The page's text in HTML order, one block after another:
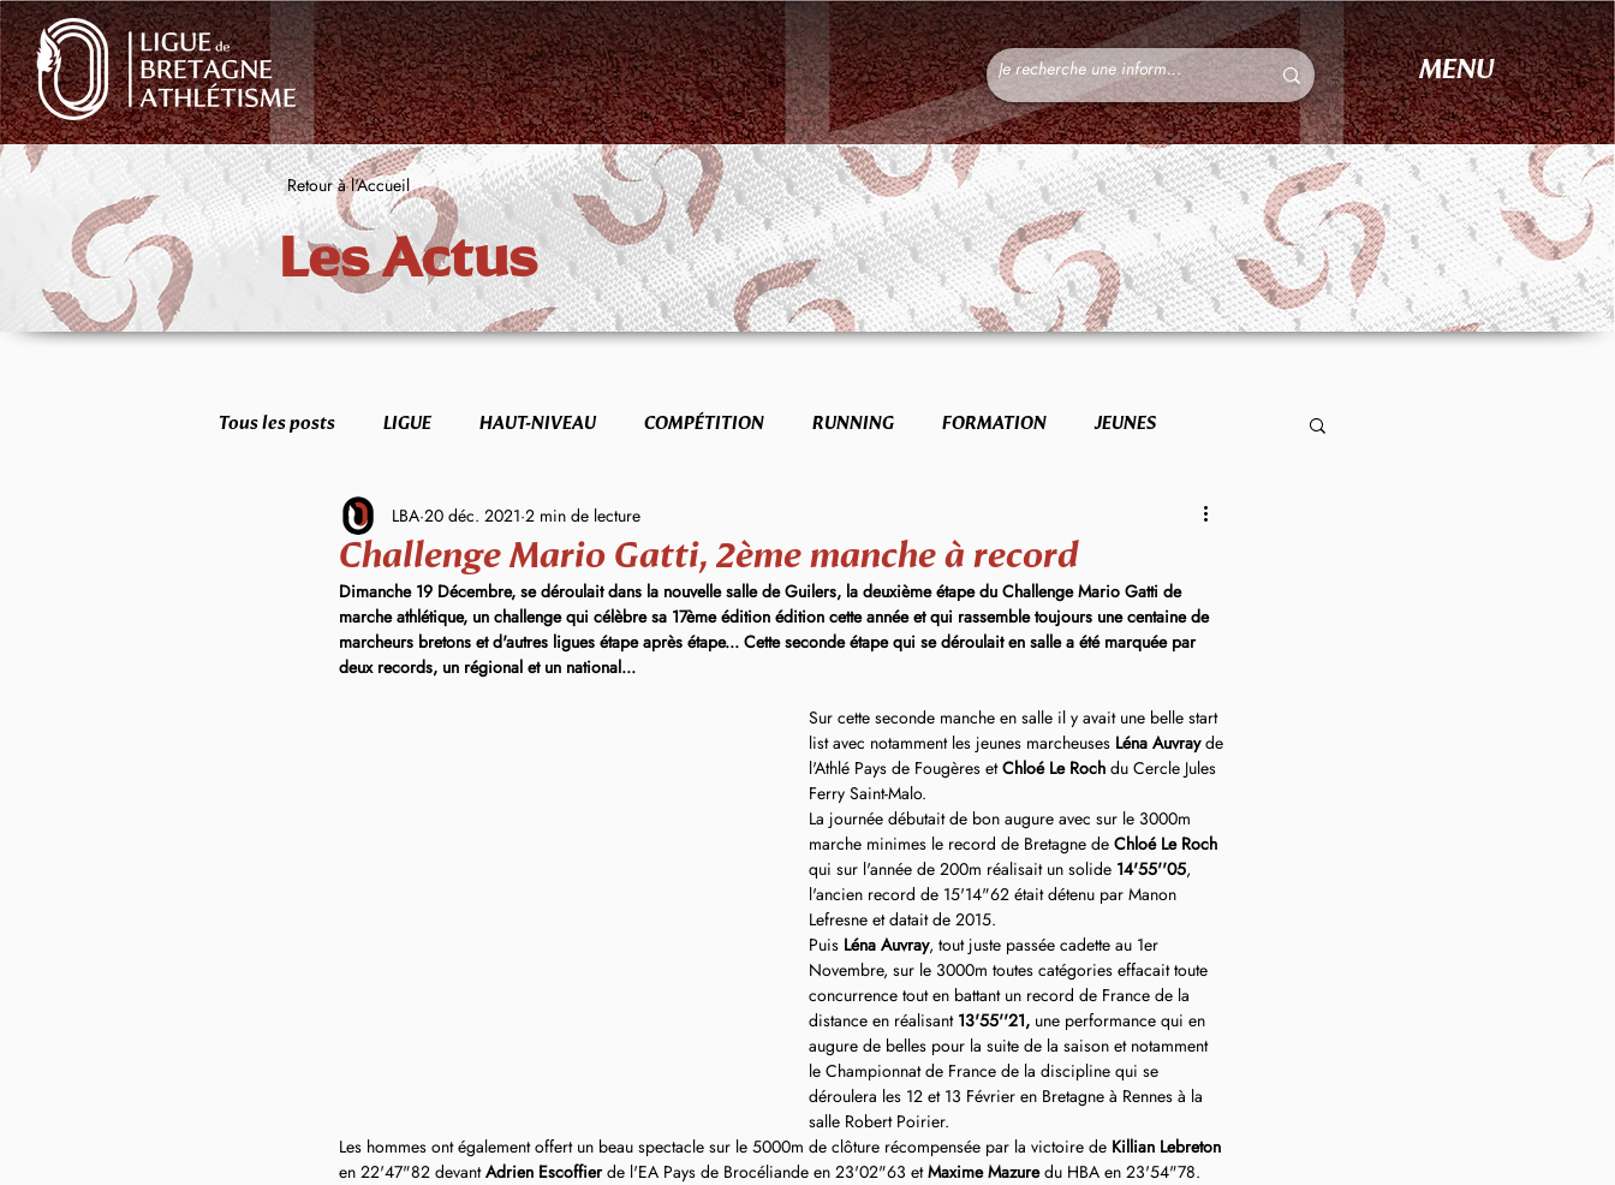
MENU
Retour à l'Accueil
Les Actus
Tous les posts LIGUE HAUT-NIVEAU COMPÉTITION RUNNING FORMATION JEUNES
FORME & SANTÉ ETR
Challenge Mario Gatti, 2ème manche à record
LBA 20 déc. 2021 2 min de lecture
Dimanche 19 Décembre, se déroulait dans la nouvelle salle de Guilers, la deuxième étape du Challenge Mario Gatti de
marche athlétique, un challenge qui célèbre sa 17ème édition édition cette année et qui rassemble toujours une centaine de
marcheurs bretons et d'autres ligues étape après étape... Cette seconde étape qui se déroulait en salle a été marquée par
deux records, un régional et un national...
Sur cette seconde manche en salle il y avait une belle start
list avec notamment les jeunes marcheuses Léna Auvray de
l'Athlé Pays de Fougères et Chloé Le Roch du Cercle Jules
Ferry Saint-Malo.
La journée débutait de bon augure avec sur le 3000m
marche minimes le record de Bretagne de Chloé Le Roch
qui sur l'année de 200m réalisait un solide 14'55''05,
l'ancien record de 15'14"62 était détenu par Manon
Lefresne et datait de 2015.
Puis Léna Auvray, tout juste passée cadette au 1er
Novembre, sur le 3000m toutes catégories effacait toute
concurrence tout en battant un record de France de la
distance en réalisant 13'55''21, une performance qui en
augure de belles pour la suite de la saison et notamment
le Championnat de France de la discipline qui se
déroulera les 12 et 13 Février en Bretagne à Rennes à la
salle Robert Poirier.
Les hommes ont également offert un beau spectacle sur le 5000m de clôture récompensée par la victoire de Killian Lebreton
en 22'47"82 devant Adrien Escoffier de l'EA Pays de Brocéliande en 23'02"63 et Maxime Mazure du HBA en 23'54"78.